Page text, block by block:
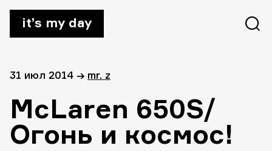
it’s my day
31 июл 2014 → mr. z
McLaren 650S/
Огонь и космос!